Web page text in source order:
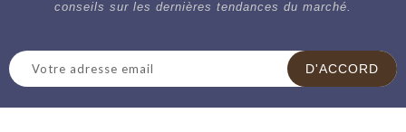
conseils sur les dernières tendances du marché.